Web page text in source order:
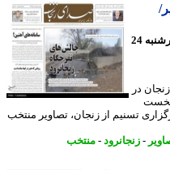
23 روز پیش - چهارشنبه 24
در
شد. خبرگزاری تسنیم از زنجان، تصاویر منتخب
-زنجانرود- منتخب